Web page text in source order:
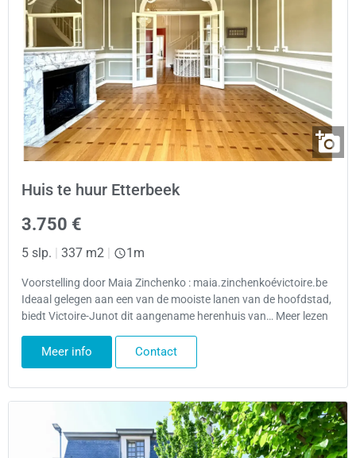
Huis te huur Etterbeek
3.750 €
5 slp. | 337 m2 | 1m
Voorstelling door Maia Zinchenko : maia.zinchenkoévictoire.be
Ideaal gelegen aan een van de mooiste lanen van de hoofdstad,
biedt Victoire-Junot dit aangename herenhuis van… Meer lezen
Meer info Contact